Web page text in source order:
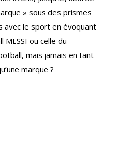
» sous des prismes
avec le sport en évoquant
MESSI ou celle du
mais jamais en tant
marque ?